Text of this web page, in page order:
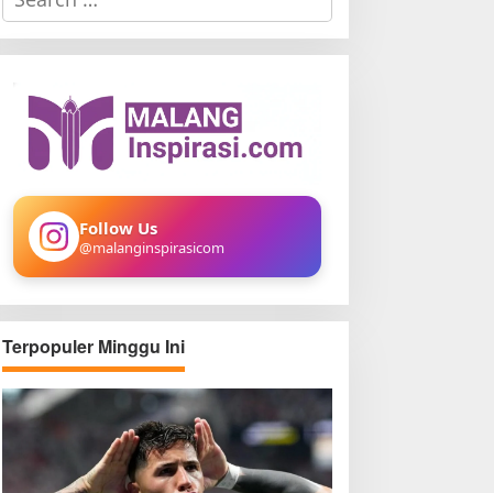
e
a
Follow Us
@malanginspirasicom
Terpopuler Minggu Ini